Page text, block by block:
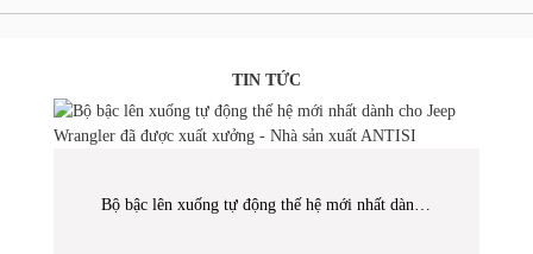
TIN TỨC
Bộ bậc lên xuống tự động thế hệ mới nhất dành cho Jeep Wrangler đã được xuất xưởng - Nhà sản xuất ANTISI